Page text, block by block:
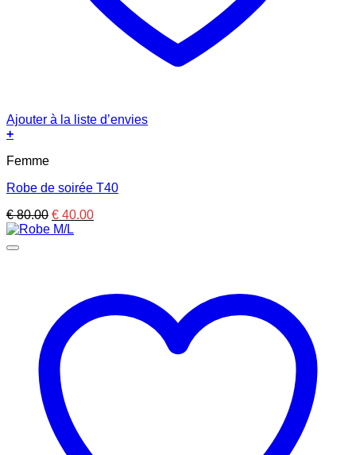
Ajouter à la liste d’envies
+
Femme
Robe de soirée T40
€80.00 Le
prix
€ 40.00Le